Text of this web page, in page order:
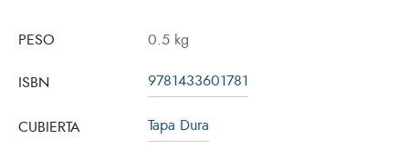
PESO 0.5 kg
ISBN 9781433601781
CUBIERTA Tapa Dura